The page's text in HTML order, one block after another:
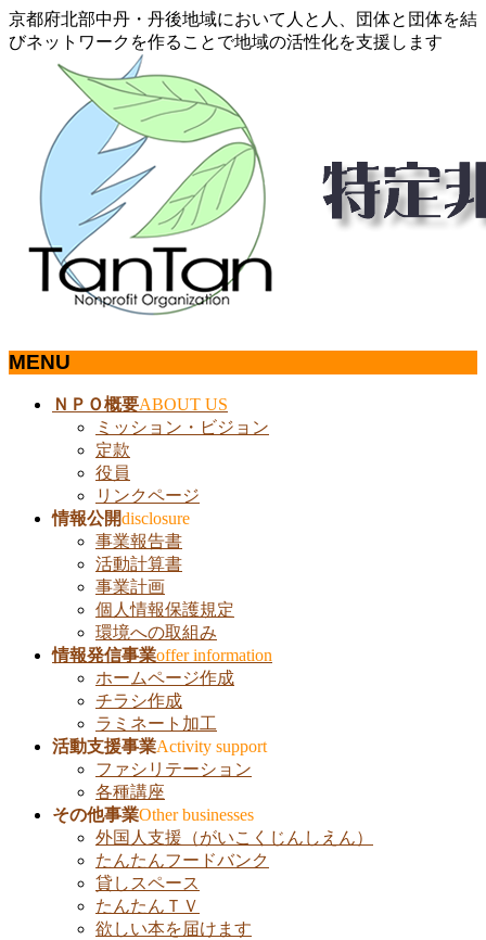
京都府北部中丹・丹後地域において人と人、団体と団体を結
びネットワークを作ることで地域の活性化を支援します
MENU
ＮＰＯ概要ABOUT US
ミッション・ビジョン
定款
役員
リンクページ
情報公開disclosure
事業報告書
活動計算書
事業計画
個人情報保護規定
環境への取組み
情報発信事業offer information
ホームページ作成
チラシ作成
ラミネート加工
活動支援事業Activity support
ファシリテーション
各種講座
その他事業Other businesses
外国人支援（がいこくじんしえん）
たんたんフードバンク
貸しスペース
たんたんＴＶ
欲しい本を届けます